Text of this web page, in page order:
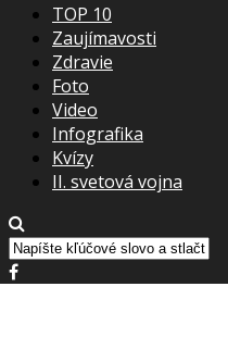
TOP 10
Zaujímavosti
Zdravie
Foto
Video
Infografika
Kvízy
II. svetová vojna